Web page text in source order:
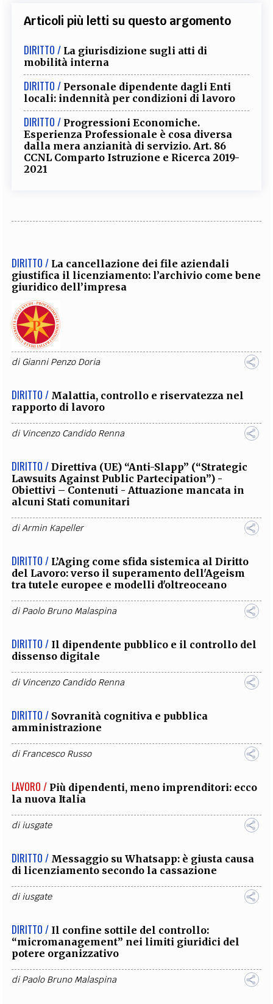
Articoli più letti su questo argomento
DIRITTO / La giurisdizione sugli atti di
mobilità interna
DIRITTO / Personale dipendente dagli Enti
locali: indennità per condizioni di lavoro
DIRITTO / Progressioni Economiche.
Esperienza Professionale è cosa diversa
dalla mera anzianità di servizio. Art. 86
CCNL Comparto Istruzione e Ricerca 2019-
2021
DIRITTO / La cancellazione dei file aziendali
giustifica il licenziamento: l’archivio come bene
giuridico dell’impresa
diGianni Penzo Doria
DIRITTO / Malattia, controllo e riservatezza nel
rapporto di lavoro
di Vincenzo Candido Renna
DIRITTO / Direttiva (UE) “Anti-Slapp” (“Strategic
Lawsuits Against Public Partecipation”) -
Obiettivi – Contenuti - Attuazione mancata in
alcuni Stati comunitari
diArmin Kapeller
DIRITTO / L’Aging come sfida sistemica al Diritto
del Lavoro: verso il superamento dell'Ageism
tra tutele europee e modelli d'oltreoceano
diPaolo Bruno Malaspina
DIRITTO / Il dipendente pubblico e il controllo del
dissenso digitale
di Vincenzo Candido Renna
DIRITTO / Sovranità cognitiva e pubblica
amministrazione
diFrancesco Russo
LAVORO / Più dipendenti, meno imprenditori: ecco
la nuova Italia
diiusgate
DIRITTO / Messaggio su Whatsapp: è giusta causa
di licenziamento secondo la cassazione
diiusgate
DIRITTO / Il confine sottile del controllo:
“micromanagement” nei limiti giuridici del
potere organizzativo
diPaolo Bruno Malaspina